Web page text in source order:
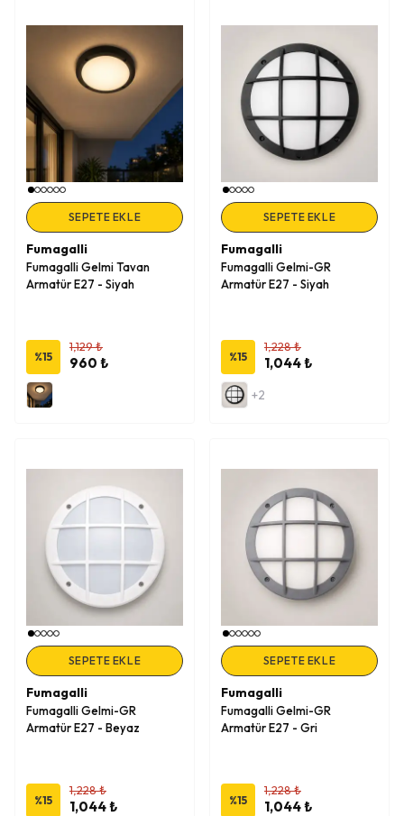
SEPETE EKLE
Fumagalli
Fumagalli Gelmi Tavan
Armatür E27 - Siyah
%15
1,129 ₺
960 ₺
SEPETE EKLE
Fumagalli
Fumagalli Gelmi-GR
Armatür E27 - Siyah
%15
1,228 ₺
1,044 ₺
+2
SEPETE EKLE
Fumagalli
Fumagalli Gelmi-GR
Armatür E27 - Beyaz
%15
1,228 ₺
1,044 ₺
SEPETE EKLE
Fumagalli
Fumagalli Gelmi-GR
Armatür E27 - Gri
%15
1,228 ₺
1,044 ₺